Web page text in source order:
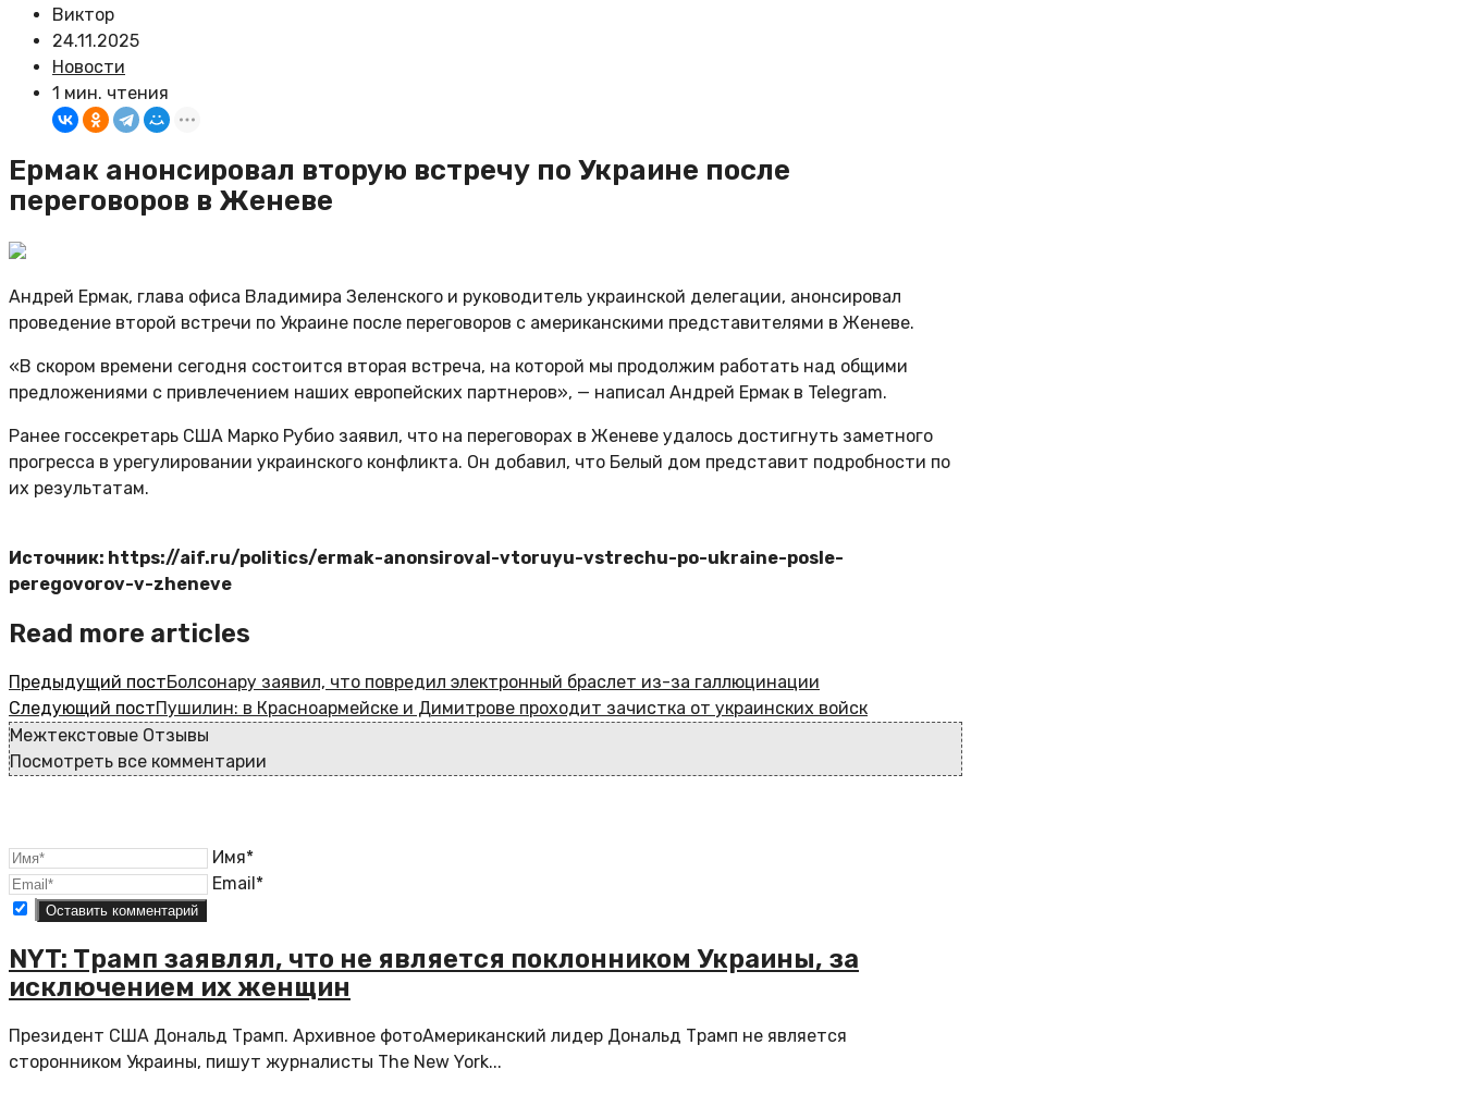
Виктор
24.11.2025
Новости
1 мин. чтения
Ермак анонсировал вторую встречу по Украине после
переговоров в Женеве
Андрей Ермак, глава офиса Владимира Зеленского и руководитель украинской делегации, анонсировал
проведение второй встречи по Украине после переговоров с американскими представителями в Женеве.
«В скором времени сегодня состоится вторая встреча, на которой мы продолжим работать над общими
предложениями с привлечением наших европейских партнеров», — написал Андрей Ермак в Telegram.
Ранее госсекретарь США Марко Рубио заявил, что на переговорах в Женеве удалось достигнуть заметного
прогресса в урегулировании украинского конфликта. Он добавил, что Белый дом представит подробности по
их результатам.
Источник: https://aif.ru/politics/ermak-anonsiroval-vtoruyu-vstrechu-po-ukraine-posle-
peregovorov-v-zheneve
Read more articles
Предыдущий постБолсонару заявил, что повредил электронный браслет из-за галлюцинации
Следующий постПушилин: в Красноармейске и Димитрове проходит зачистка от украинских войск
Межтекстовые Отзывы
Посмотреть все комментарии
Имя*
Email*
NYT: Трамп заявлял, что не является поклонником Украины, за
исключением их женщин
Президент США Дональд Трамп. Архивное фотоАмериканский лидер Дональд Трамп не является
сторонником Украины, пишут журналисты The New York...